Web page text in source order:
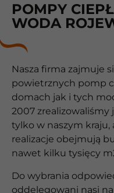
POMPY
WODA
Nasza firma zajmuje
powietrznych pomp
domach jak i tych
2007 zrealizowaliśmy
tylko w naszym kraju,
realizacje obejmują
nawet kilku tysięcy
Do wybrania
oddelegowani nasi